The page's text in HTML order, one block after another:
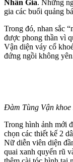
Nhân Gia. Những
gia các buổi quảng
Trong đó, nhan sắc
được phong thần vì
Vận diện váy cổ
đứng ngồi không
Đàm Tùng Vận khoe
Trong hình ảnh mới
chọn các thiết kế 2
Nữ diễn viên diện
quai xanh quyến rũ